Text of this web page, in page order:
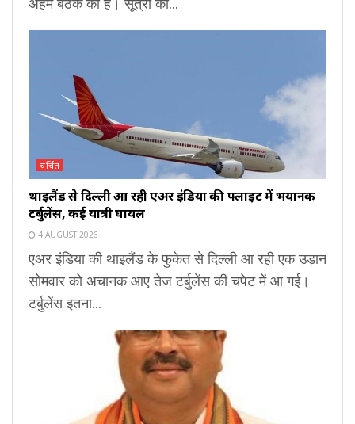
चर्चित
थाइलैंड से दिल्ली आ रही एअर इंडिया की फ्लाइट में भयानक
टर्बुलेंस, कई यात्री घायल
4 AUGUST 2026
एअर इंडिया की थाइलैंड के फुकेत से दिल्ली आ रही एक उड़ान
सोमवार को अचानक आए तेज टर्बुलेंस की चपेट में आ गई।
टर्बुलेंस इतना...